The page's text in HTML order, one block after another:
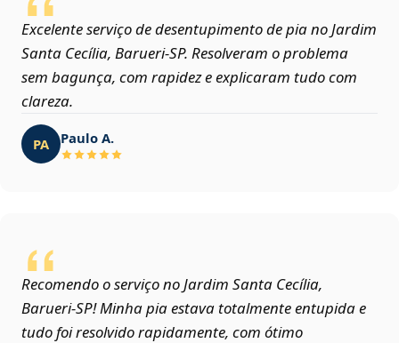
Excelente serviço de desentupimento de pia no Jardim
Santa Cecília, Barueri‑SP. Resolveram o problema
sem bagunça, com rapidez e explicaram tudo com
clareza.
PA Paulo A.
Recomendo o serviço no Jardim Santa Cecília,
Barueri‑SP! Minha pia estava totalmente entupida e
tudo foi resolvido rapidamente, com ótimo